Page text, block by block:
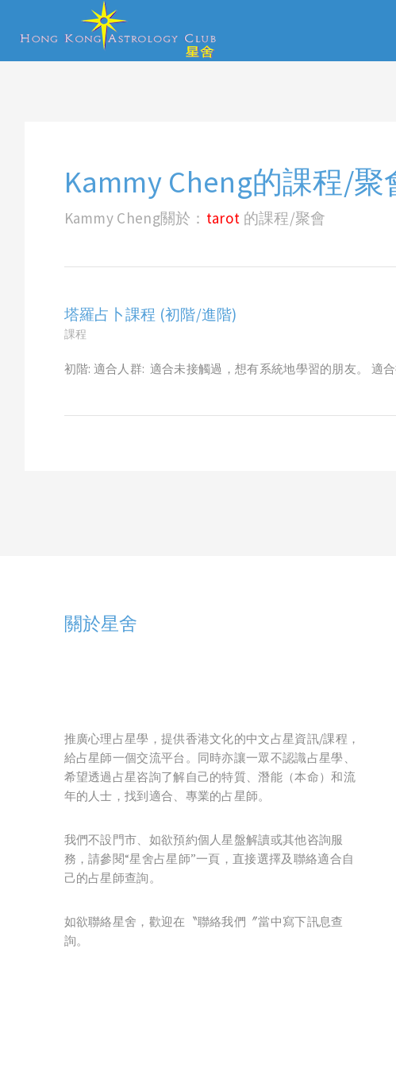
Kammy Cheng的課程/聚
Kammy Cheng關於： tarot 的課程/聚會
塔羅占卜課程 (初階/進階)
課程
初階: 適合人群: 適合未接觸過，想有系統地學習的朋友。 適
關於星舍
推廣心理占星學，提供香港文化的中文占星資訊/課程，
給占星師一個交流平台。同時亦讓一眾不認識占星學、
希望透過占星咨詢了解自己的特質、潛能（本命）和流
年的人士，找到適合、專業的占星師。
我們不設門市、如欲預約個人星盤解讀或其他咨詢服
務，請參閱“星舍占星師”一頁，直接選擇及聯絡適合自
己的占星師查詢。
如欲聯絡星舍，歡迎在〝聯絡我們〞當中寫下訊息查
詢。